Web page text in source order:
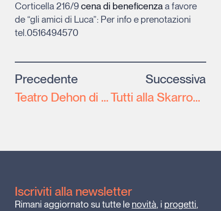
Corticella 216/9cena di beneficenzaa favore
de “gli amici di Luca”: Per info e prenotazioni
tel.0516494570
Precedente
Teatro Dehon di Bologna: 18 giugno ultimo appuntamento della rassegna “Diverse abilità in scena”
Successiva
Tutti alla Skarrozzata domenica 9 giugno
Iscriviti alla newsletter
Rimani aggiornato su tutte le novità, i progetti,